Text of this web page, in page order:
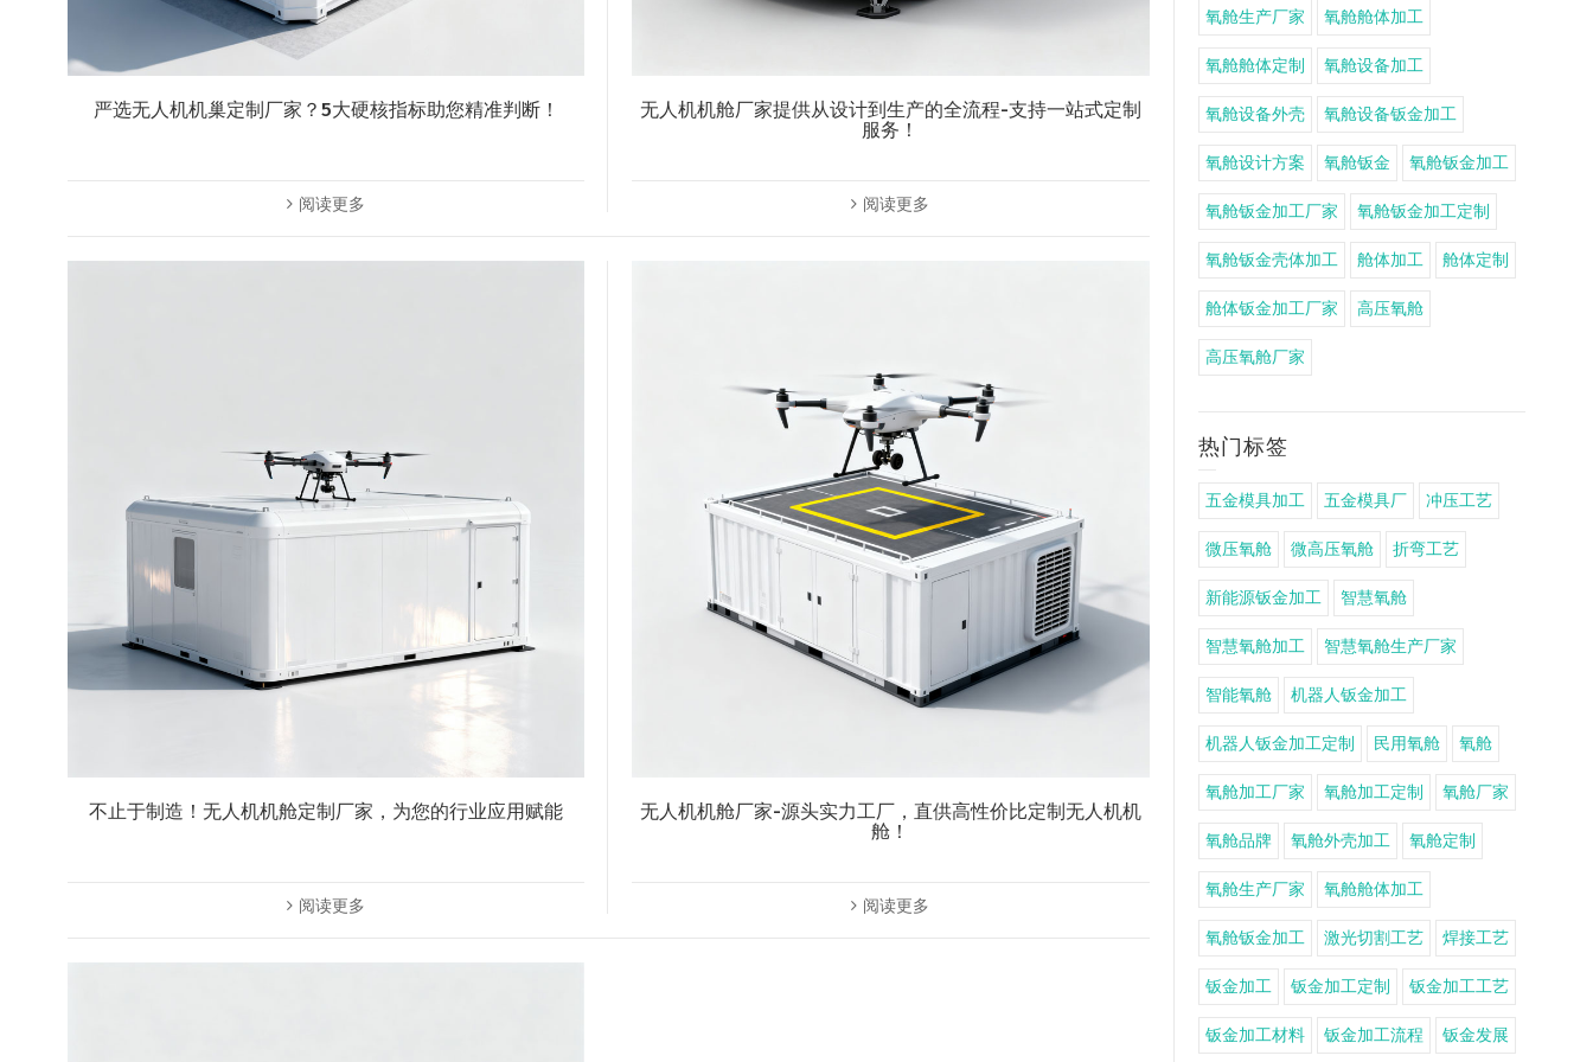
严选无人机机巢定制厂家？5大硬核指标助您精准判断！
阅读更多
无人机机舱厂家提供从设计到生产的全流程-支持一站式定制
服务！
阅读更多
不止于制造！无人机机舱定制厂家，为您的行业应用赋能
阅读更多
无人机机舱厂家-源头实力工厂，直供高性价比定制无人机机
舱！
阅读更多
氧舱生产厂家 氧舱舱体加工
氧舱舱体定制 氧舱设备加工
氧舱设备外壳 氧舱设备钣金加工
氧舱设计方案 氧舱钣金 氧舱钣金加工
氧舱钣金加工厂家 氧舱钣金加工定制
氧舱钣金壳体加工 舱体加工 舱体定制
舱体钣金加工厂家 高压氧舱
高压氧舱厂家
热门标签
五金模具加工 五金模具厂 冲压工艺
微压氧舱 微高压氧舱 折弯工艺
新能源钣金加工 智慧氧舱
智慧氧舱加工 智慧氧舱生产厂家
智能氧舱 机器人钣金加工
机器人钣金加工定制 民用氧舱 氧舱
氧舱加工厂家 氧舱加工定制 氧舱厂家
氧舱品牌 氧舱外壳加工 氧舱定制
氧舱生产厂家 氧舱舱体加工
氧舱钣金加工 激光切割工艺 焊接工艺
钣金加工 钣金加工定制 钣金加工工艺
钣金加工材料 钣金加工流程 钣金发展